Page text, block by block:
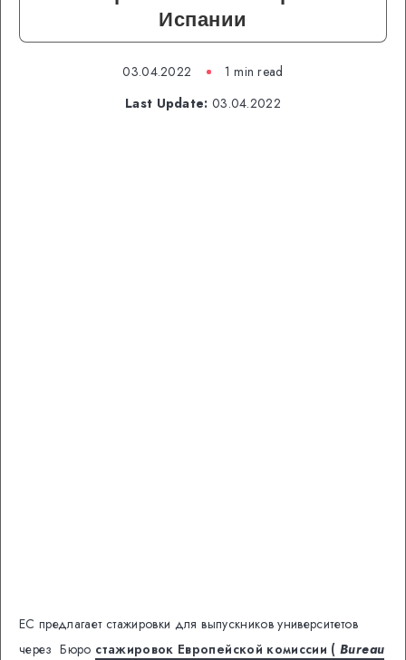
Испании
03.04.2022
1 min read
Last Update: 03.04.2022
ЕС предлагает стажировки для выпускников университетов
через Бюро стажировок Европейской комиссии (Bureau